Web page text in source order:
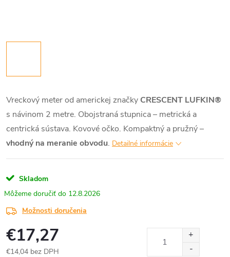
Vreckový meter od americkej značky CRESCENT LUFKIN®
s návinom 2 metre. Obojstraná stupnica – metrická a
centrická sústava. Kovové očko. Kompaktný a pružný –
vhodný na meranie obvodu. Detailné informácie
Skladom
12.8.2026
Možnosti doručenia
€17,27
€14,04 bez DPH